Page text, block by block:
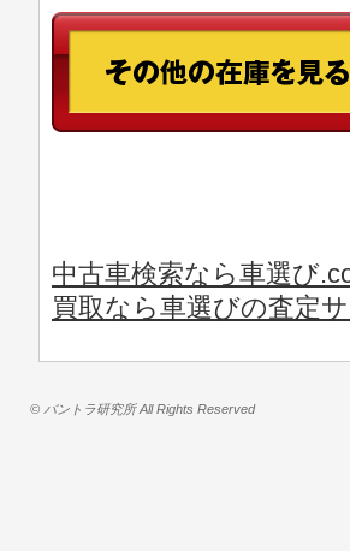
中古車検索なら車選び
買取なら車選びの査定
© バントラ研究所 All Rights Reserved